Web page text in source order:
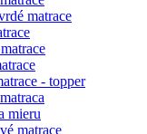
matrace
- topper
mieru
matrace